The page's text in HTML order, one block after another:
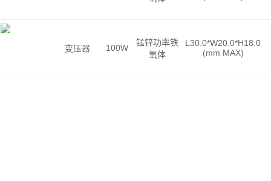
变压器 100W
锰锌功率铁
氧体
L30.0*W20.0*H18.0
(mm MAX)